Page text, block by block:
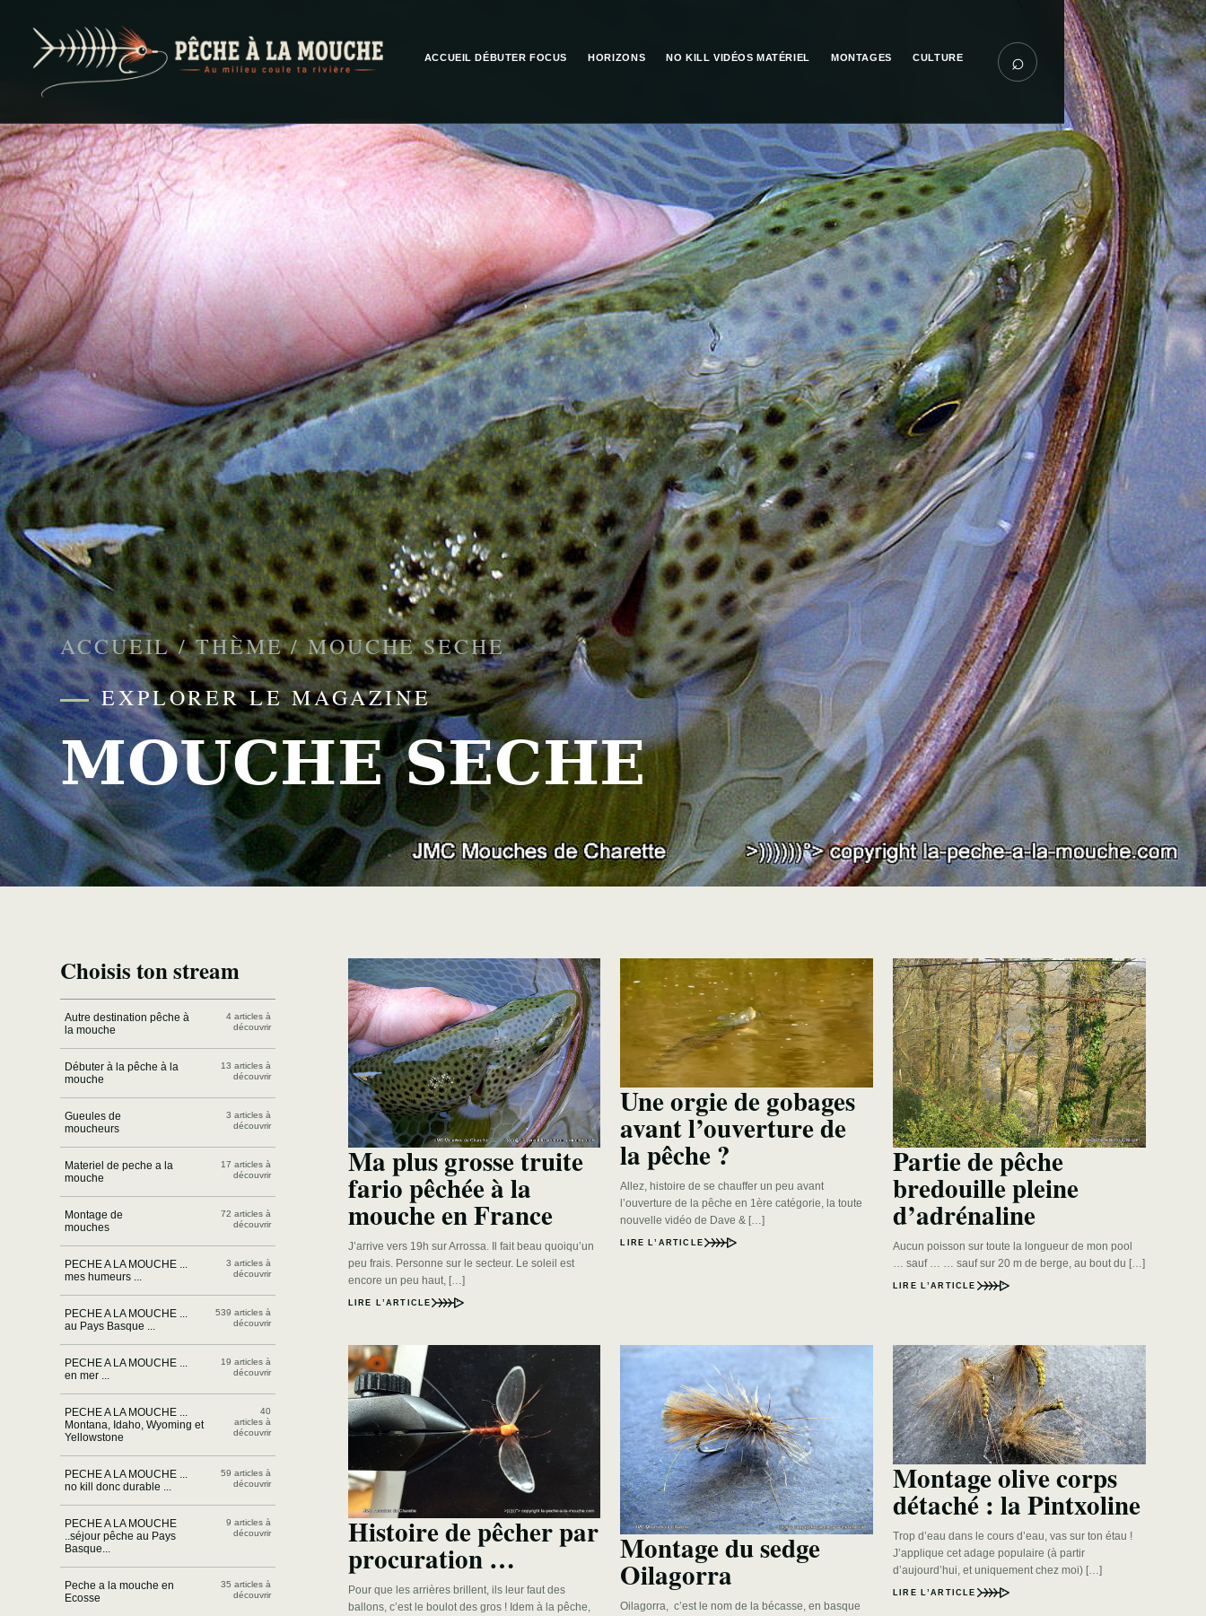
PECHE A LA MOUCHE
ACCUEIL DÉBUTER FOCUS HORIZONS NO KILL VIDÉOS MATÉRIEL MONTAGES CULTURE ⌕
ACCUEIL/THÈME/MOUCHE SECHE
EXPLORER LE MAGAZINE
MOUCHE SECHE
Choisis ton stream
Autre destination pêche à
la mouche
4 articles à
découvrir
Débuter à la pêche à la
mouche
13 articles à
découvrir
Gueules de
moucheurs
3 articles à
découvrir
Materiel de peche a la
mouche
17 articles à
découvrir
Montage de
mouches
72 articles à
découvrir
PECHE A LA MOUCHE ...
mes humeurs ...
3 articles à
découvrir
PECHE A LA MOUCHE ...
au Pays Basque ...
539 articles à
découvrir
PECHE A LA MOUCHE ...
en mer ...
19 articles à
découvrir
PECHE A LA MOUCHE ...
Montana, Idaho, Wyoming et
Yellowstone
40
articles à
découvrir
PECHE A LA MOUCHE ...
no kill donc durable ...
59 articles à
découvrir
PECHE A LA MOUCHE
..séjour pêche au Pays
Basque...
9 articles à
découvrir
Peche a la mouche en
Ecosse
35 articles à
découvrir
Ma plus grosse truite
fario pêchée à la
mouche en France
J’arrive vers 19h sur Arrossa. Il fait beau quoiqu’un
peu frais. Personne sur le secteur. Le soleil est
encore un peu haut, […]
LIRE L’ARTICLE
Une orgie de gobages
avant l’ouverture de
la pêche ?
Allez, histoire de se chauffer un peu avant
l’ouverture de la pêche en 1ère catégorie, la toute
nouvelle vidéo de Dave & […]
LIRE L’ARTICLE
Partie de pêche
bredouille pleine
d’adrénaline
Aucun poisson sur toute la longueur de mon pool
… sauf … … sauf sur 20 m de berge, au bout du […]
LIRE L’ARTICLE
Histoire de pêcher par
procuration …
Pour que les arrières brillent, ils leur faut des
ballons, c’est le boulot des gros ! Idem à la pêche,
Montage du sedge
Oilagorra
Oilagorra, c’est le nom de la bécasse, en basque
Montage olive corps
détaché : la Pintxoline
Trop d’eau dans le cours d’eau, vas sur ton étau !
J’applique cet adage populaire (à partir
d’aujourd’hui, et uniquement chez moi) […]
LIRE L’ARTICLE